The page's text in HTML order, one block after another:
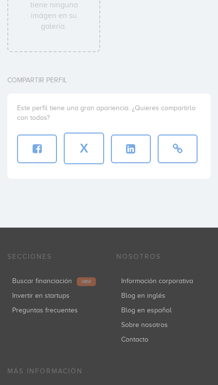
tiene ninguna
imágen en su
galería.
COMPARTIR PERFIL
Este perfil tiene una gran apariencia. ¿Quieres compartirlo
con todos?
X
SECCIONES
Buscar financiación NEW
Invertir en startups
Preguntas frecuentes
NOSOTROS
Información corporativa
Blog en inglés
Blog en español
Sobre nosotros
Contacto
MÁS INFORMACIÓN